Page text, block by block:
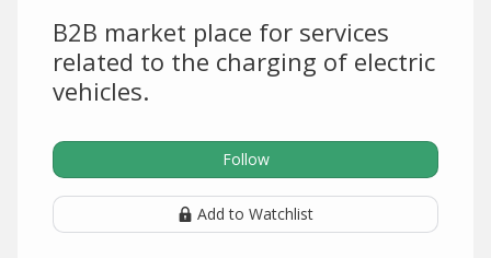
B2B market place for services
related to the charging of electric
vehicles.
Follow
Add to Watchlist